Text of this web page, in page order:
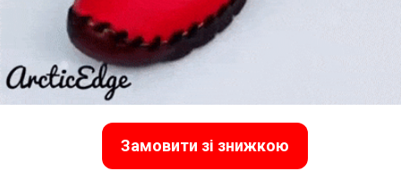
Замовити зі знижкою